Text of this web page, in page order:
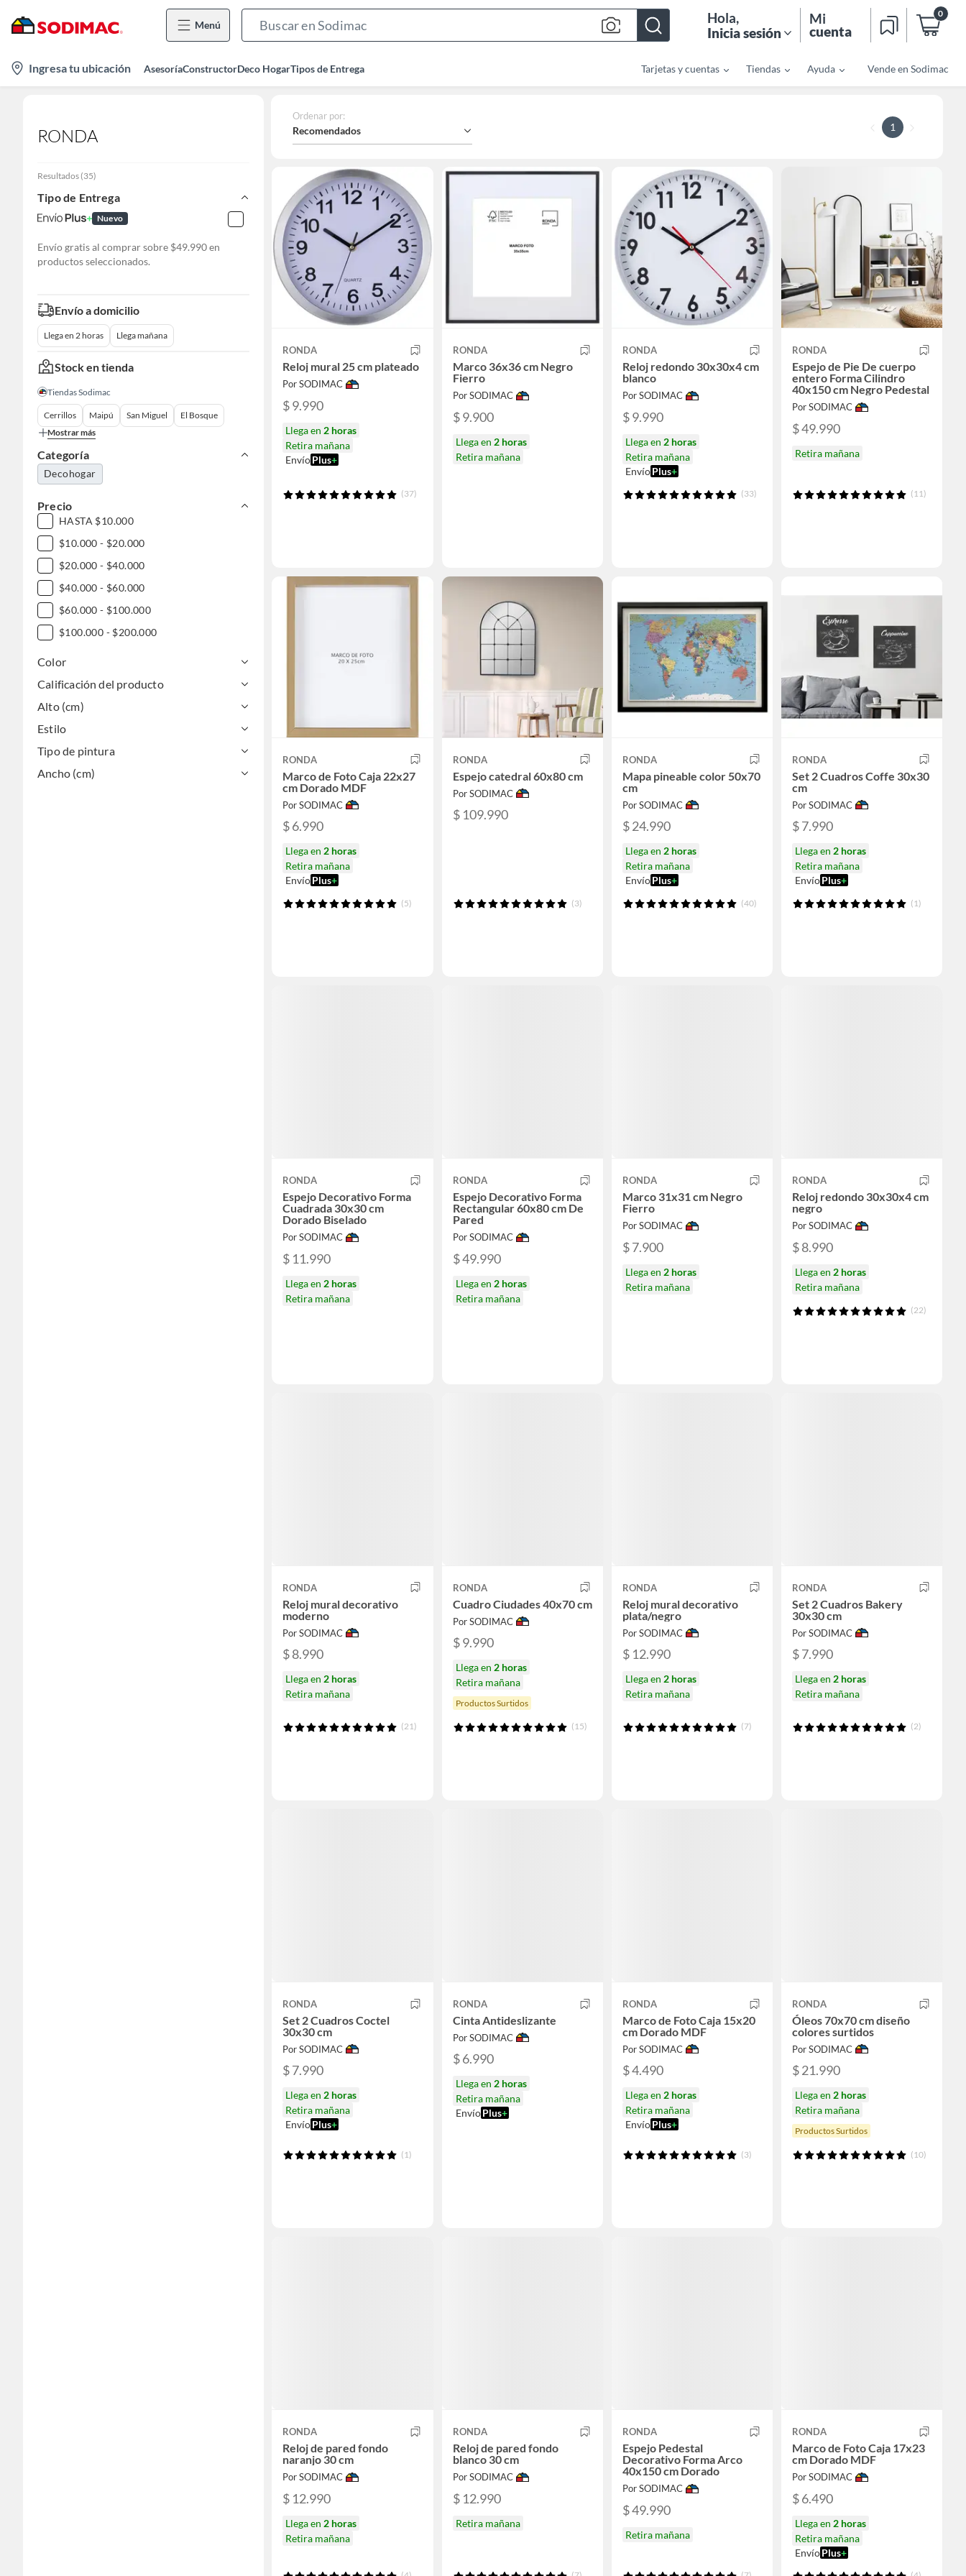
Menú
Bar
Hola,
Inicia sesión
Mi
cuenta
0
location-
icon
Ingresa tu ubicación AsesoríaConstructorDeco HogarTipos de Entrega Tarjetas y cuentas Tiendas Ayuda Vende en Sodimac
RONDA
Resultados (35)
Tipo de Entrega
Nuevo
Envío gratis al comprar sobre $49.990 en
productos seleccionados.
Envío a domicilio
Llega en 2 horas Llega mañana
Stock en tienda
Tiendas Sodimac
Cerrillos Maipú San Miguel
El Bosque
Mostrar más
Categoría
Decohogar
Precio
HASTA $10.000
$10.000 - $20.000
$20.000 - $40.000
$40.000 - $60.000
$60.000 - $100.000
$100.000 - $200.000
Color
Calificación del producto
Alto (cm)
Estilo
Tipo de pintura
Ancho (cm)
Ordenar por:
Recomendados 1
RONDA
Reloj mural 25 cm plateado
Por SODIMAC
$ 9.990
Llega en 2 horas
Retira mañana
EnvíoPlus+
(37)
RONDA
Marco 36x36 cm Negro
Fierro
Por SODIMAC
$ 9.900
Llega en 2 horas
Retira mañana
RONDA
Reloj redondo 30x30x4 cm
blanco
Por SODIMAC
$ 9.990
Llega en 2 horas
Retira mañana
EnvíoPlus+
(33)
RONDA
Espejo de Pie De cuerpo
entero Forma Cilindro
40x150 cm Negro Pedestal
Por SODIMAC
$ 49.990
Retira mañana
(11)
RONDA
Marco de Foto Caja 22x27
cm Dorado MDF
Por SODIMAC
$ 6.990
Llega en 2 horas
Retira mañana
EnvíoPlus+
(5)
RONDA
Espejo catedral 60x80 cm
Por SODIMAC
$ 109.990
(3)
RONDA
Mapa pineable color 50x70
cm
Por SODIMAC
$ 24.990
Llega en 2 horas
Retira mañana
EnvíoPlus+
(40)
RONDA
Set 2 Cuadros Coffe 30x30
cm
Por SODIMAC
$ 7.990
Llega en 2 horas
Retira mañana
EnvíoPlus+
(1)
RONDA
Espejo Decorativo Forma
Cuadrada 30x30 cm
Dorado Biselado
Por SODIMAC
$ 11.990
Llega en 2 horas
Retira mañana
RONDA
Espejo Decorativo Forma
Rectangular 60x80 cm De
Pared
Por SODIMAC
$ 49.990
Llega en 2 horas
Retira mañana
RONDA
Marco 31x31 cm Negro
Fierro
Por SODIMAC
$ 7.900
Llega en 2 horas
Retira mañana
RONDA
Reloj redondo 30x30x4 cm
negro
Por SODIMAC
$ 8.990
Llega en 2 horas
Retira mañana
(22)
RONDA
Reloj mural decorativo
moderno
Por SODIMAC
$ 8.990
Llega en 2 horas
Retira mañana
(21)
RONDA
Cuadro Ciudades 40x70 cm
Por SODIMAC
$ 9.990
Llega en 2 horas
Retira mañana
Productos Surtidos
(15)
RONDA
Reloj mural decorativo
plata/negro
Por SODIMAC
$ 12.990
Llega en 2 horas
Retira mañana
(7)
RONDA
Set 2 Cuadros Bakery
30x30 cm
Por SODIMAC
$ 7.990
Llega en 2 horas
Retira mañana
(2)
RONDA
Set 2 Cuadros Coctel
30x30 cm
Por SODIMAC
$ 7.990
Llega en 2 horas
Retira mañana
EnvíoPlus+
(1)
RONDA
Cinta Antideslizante
Por SODIMAC
$ 6.990
Llega en 2 horas
Retira mañana
Envío Plus+
RONDA
Marco de Foto Caja 15x20
cm Dorado MDF
Por SODIMAC
$ 4.490
Llega en 2 horas
Retira mañana
EnvíoPlus+
(3)
RONDA
Óleos 70x70 cm diseño
colores surtidos
Por SODIMAC
$ 21.990
Llega en 2 horas
Retira mañana
Productos Surtidos
(10)
RONDA
Reloj de pared fondo
naranjo 30 cm
Por SODIMAC
$ 12.990
Llega en 2 horas
Retira mañana
RONDA
Reloj de pared fondo
blanco 30 cm
Por SODIMAC
$ 12.990
Retira mañana
RONDA
Espejo Pedestal
Decorativo Forma Arco
40x150 cm Dorado
Por SODIMAC
$ 49.990
Retira mañana
RONDA
Marco de Foto Caja 17x23
cm Dorado MDF
Por SODIMAC
$ 6.490
Llega en 2 horas
Retira mañana
EnvíoPlus+